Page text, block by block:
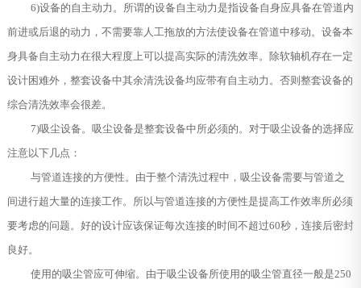
6)设备的自主动力。所谓的设备自主动力是指设备自身应具备在管道内
前进或后退的动力，不需要靠人工拖放的方法使设备在管道中移动。设备本
身具备自主动力在很大程度上可以提高实际的清洗效率。除软轴机存在一定
设计困难外，整套设备中其余清洗设备均应带有自主动力。否则整套设备的
综合清洗效率会很差。
7)吸尘设备。吸尘设备是整套设备中所必须的。对于吸尘设备的选择应
注意以下几点：
与管道连接的方便性。由于整个清洗过程中，吸尘设备需要与管道之
间进行超大量的连接工作。所以与管道连接的方便性是提高工作效率所必须
要考虑的问题。好的设计应该保证每次连接的时间不超过60秒，连接后密封
良好。
使用的吸尘管应可伸缩。由于吸尘设备所使用的吸尘管直径一般是250